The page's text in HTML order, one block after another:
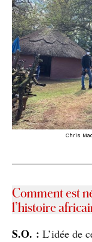
Chris
Comment est
l’histoire
S.O. : L’idée de